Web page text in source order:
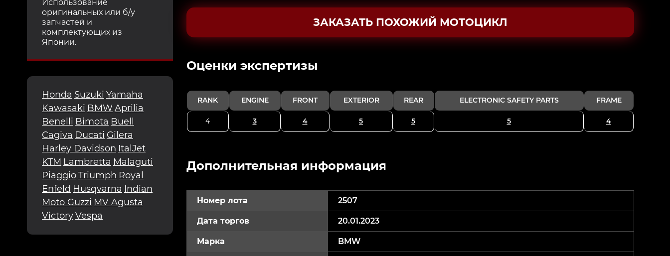
Использование
оригинальных или б/у
запчастей и
комплектующих из
Японии.
Honda Suzuki Yamaha
Kawasaki BMWAprilia
Benelli Bimota Buell
Cagiva Ducati Gilera
Harley Davidson ItalJet
KTM Lambretta Malaguti
PiaggioTriumph Royal
Enfeld Husqvarna Indian
Moto Guzzi MV Agusta
VictoryVespa
ЗАКАЗАТЬ ПОХОЖИЙ МОТОЦИКЛ
Oценки экспертизы
RANK ENGINE FRONT EXTERIOR REAR ELECTRONIC SAFETY PARTS FRAME
4 3 4 5 5 5 4
Дополнительная информация
Номер лота 2507
Дата торгов 20.01.2023
Марка BMW